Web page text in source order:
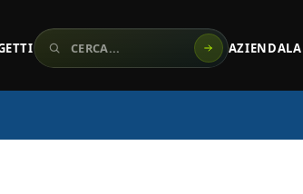
Cerca sul sito AZIENDA